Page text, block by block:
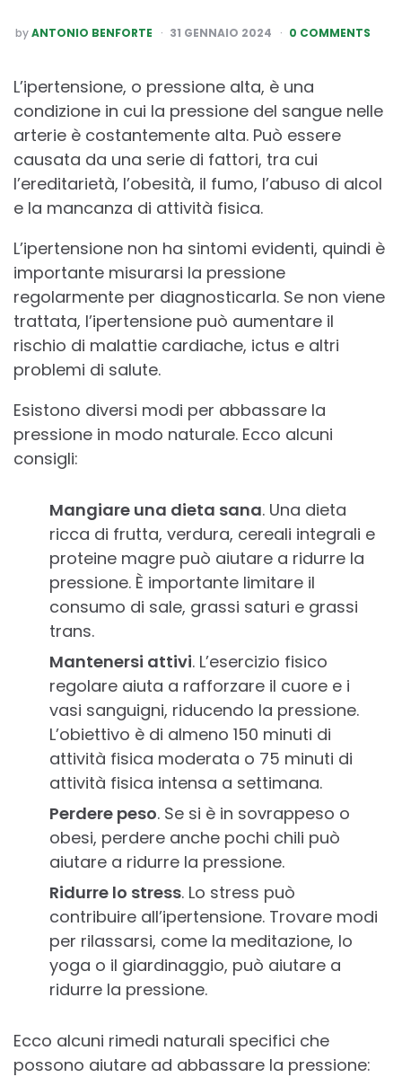
POSTED
BY
byANTONIO BENFORTE 31 GENNAIO 2024 0 COMMENTS
L’ipertensione, o pressione alta, è una
condizione in cui la pressione del sangue nelle
arterie è costantemente alta. Può essere
causata da una serie di fattori, tra cui
l’ereditarietà, l’obesità, il fumo, l’abuso di alcol
e la mancanza di attività fisica.
L’ipertensione non ha sintomi evidenti, quindi è
importante misurarsi la pressione
regolarmente per diagnosticarla. Se non viene
trattata, l’ipertensione può aumentare il
rischio di malattie cardiache, ictus e altri
problemi di salute.
Esistono diversi modi per abbassare la
pressione in modo naturale. Ecco alcuni
consigli:
Mangiare una dieta sana. Una dieta
ricca di frutta, verdura, cereali integrali e
proteine magre può aiutare a ridurre la
pressione. È importante limitare il
consumo di sale, grassi saturi e grassi
trans.
Mantenersi attivi. L’esercizio fisico
regolare aiuta a rafforzare il cuore e i
vasi sanguigni, riducendo la pressione.
L’obiettivo è di almeno 150 minuti di
attività fisica moderata o 75 minuti di
attività fisica intensa a settimana.
Perdere peso. Se si è in sovrappeso o
obesi, perdere anche pochi chili può
aiutare a ridurre la pressione.
Ridurre lo stress. Lo stress può
contribuire all’ipertensione. Trovare modi
per rilassarsi, come la meditazione, lo
yoga o il giardinaggio, può aiutare a
ridurre la pressione.
Ecco alcuni rimedi naturali specifici che
possono aiutare ad abbassare la pressione: